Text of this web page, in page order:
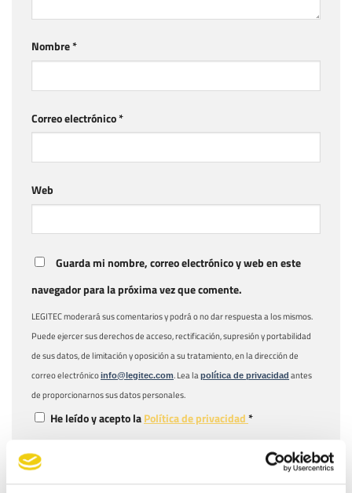
Nombre*
Correo electrónico*
Web
Guarda mi nombre, correo electrónico y web en este
navegador para la próxima vez que comente.
LEGITEC moderará sus comentarios y podrá o no dar respuesta a los mismos.
Puede ejercer sus derechos de acceso, rectificación, supresión y portabilidad
de sus datos, de limitación y oposición a su tratamiento, en la dirección de
correo electrónicoinfo@legitec.com. Lea lapolítica de privacidad antes
de proporcionarnos sus datos personales.
He leído y acepto laPolítica de privacidad*